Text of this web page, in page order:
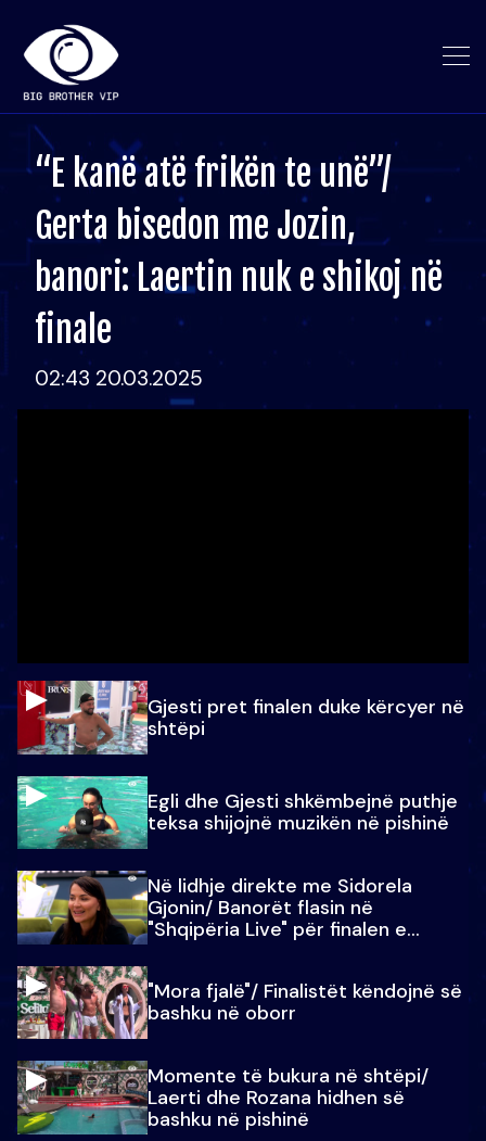
“E kanë atë frikën te unë”/
Gerta bisedon me Jozin,
banori: Laertin nuk e shikoj në
finale
02:43 20.03.2025
Gjesti pret finalen duke kërcyer në
shtëpi
Egli dhe Gjesti shkëmbejnë puthje
teksa shijojnë muzikën në pishinë
Në lidhje direkte me Sidorela
Gjonin/ Banorët flasin në
"Shqipëria Live" për finalen e
"Mora fjalë"/ Finalistët këndojnë së
bashku në oborr
Momente të bukura në shtëpi/
Laerti dhe Rozana hidhen së
bashku në pishinë